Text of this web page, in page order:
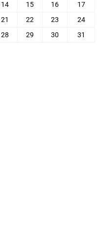
14 15 16
17
21 22 23
24
28 29 30
31